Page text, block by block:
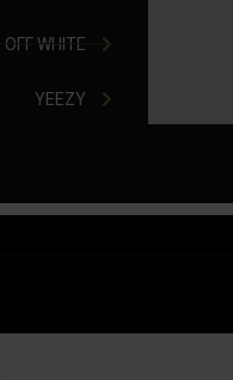
OFF WHITE
YEEZY